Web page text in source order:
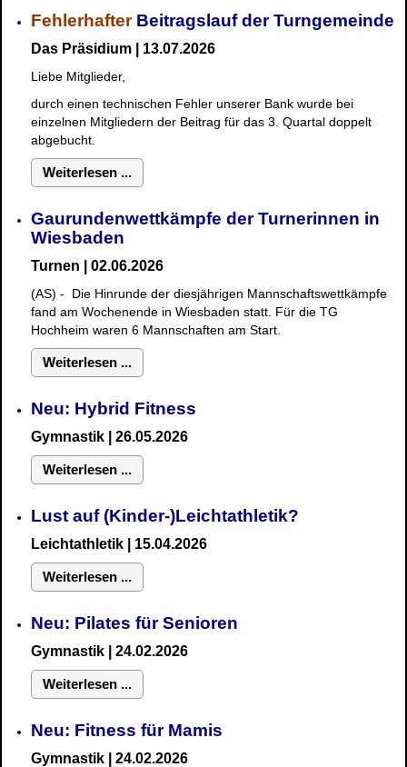
FehlerhafterBeitragslauf der Turngemeinde
Das Präsidium | 13.07.2026
Liebe Mitglieder,
durch einen technischen Fehler unserer Bank wurde bei
einzelnen Mitgliedern der Beitrag für das 3. Quartal doppelt
abgebucht.
Weiterlesen ...
Gaurundenwettkämpfe der Turnerinnen in
Wiesbaden
Turnen | 02.06.2026
(AS) - Die Hinrunde der diesjährigen Mannschaftswettkämpfe
fand am Wochenende in Wiesbaden statt. Für die TG
Hochheim waren 6 Mannschaften am Start.
Weiterlesen ...
Neu: Hybrid Fitness
Gymnastik | 26.05.2026
Weiterlesen ...
Lust auf (Kinder-)Leichtathletik?
Leichtathletik | 15.04.2026
Weiterlesen ...
Neu: Pilates für Senioren
Gymnastik | 24.02.2026
Weiterlesen ...
Neu: Fitness für Mamis
Gymnastik | 24.02.2026